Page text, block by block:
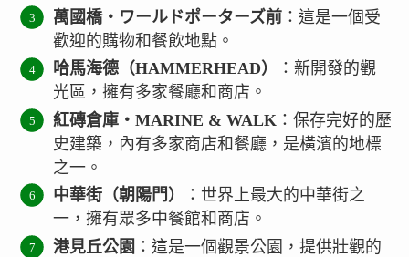
萬國橋・ワールドポーターズ前 ：這是一個受
歡迎的購物和餐飲地點。
哈馬海德（HAMMERHEAD）
：新開發的觀
光區，擁有多家餐廳和商店。
紅磚倉庫・MARINE & WALK ：保存完好的歷
史建築，內有多家商店和餐廳，是橫濱的地標
之一。
中華街（朝陽門）
：世界上最大的中華街之
一，擁有眾多中餐館和商店。
港見丘公園 ：這是一個觀景公園，提供壯觀的